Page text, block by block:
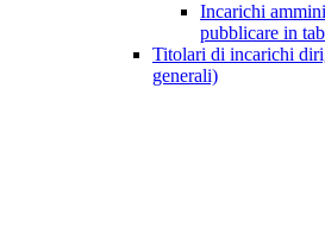
Incarichi
pubblicare in
Titolari di incarichi
generali)